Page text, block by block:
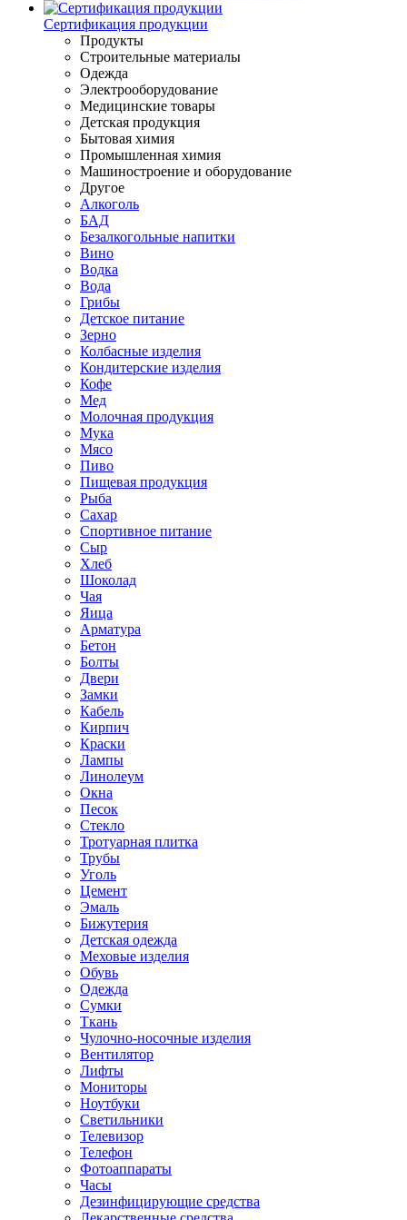
Сертификация продукции
Продукты
Строительные материалы
Одежда
Электрооборудование
Медицинские товары
Детская продукция
Бытовая химия
Промышленная химия
Машиностроение и оборудование
Другое
Алкоголь
БАД
Безалкогольные напитки
Вино
Водка
Вода
Грибы
Детское питание
Зерно
Колбасные изделия
Кондитерские изделия
Кофе
Мед
Молочная продукция
Мука
Мясо
Пиво
Пищевая продукция
Рыба
Сахар
Спортивное питание
Сыр
Хлеб
Шоколад
Чая
Яица
Арматура
Бетон
Болты
Двери
Замки
Кабель
Кирпич
Краски
Лампы
Линолеум
Окна
Песок
Стекло
Тротуарная плитка
Трубы
Уголь
Цемент
Эмаль
Бижутерия
Детская одежда
Меховые изделия
Обувь
Одежда
Сумки
Ткань
Чулочно-носочные изделия
Вентилятор
Лифты
Мониторы
Ноутбуки
Светильники
Телевизор
Телефон
Фотоаппараты
Часы
Дезинфицирующие средства